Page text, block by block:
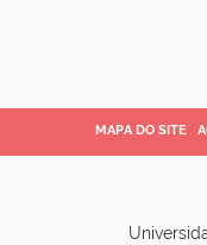
MAPA DO SITE